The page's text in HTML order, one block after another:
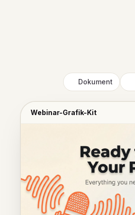
Dokument
Webinar-Grafik-Kit